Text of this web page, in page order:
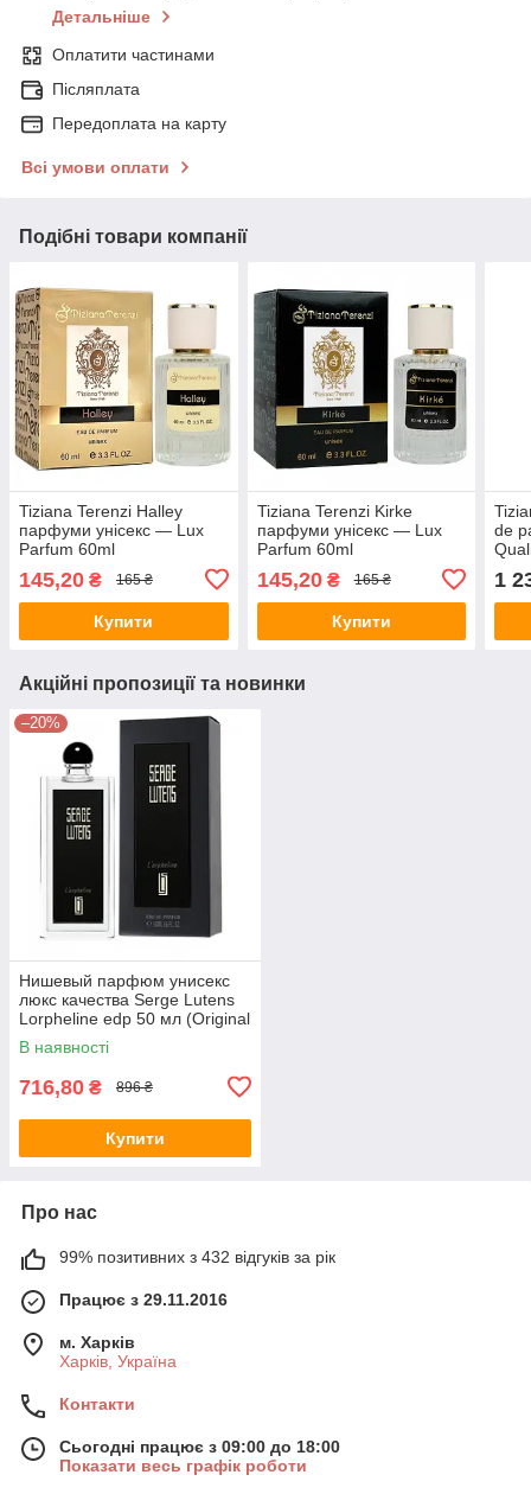
Детальніше
Оплатити частинами
Післяплата
Передоплата на карту
Всі умови оплати
Подібні товари компанії
Tiziana Terenzi Halley
парфуми унісекс — Lux
Parfum 60ml
145,20 ₴ 165 ₴
Купити
Tiziana Terenzi Kirke
парфуми унісекс — Lux
Parfum 60ml
145,20₴ 165 ₴
Купити
de
1
Акційні пропозиції та новинки
–20%
Нишевый парфюм унисекс
люкс качества Serge Lutens
Lorpheline edp 50 мл (Original
Quality)
В наявності
716,80 ₴ 896 ₴
Купити
Про нас
99% позитивних з 432 відгуків за рік
Працює з 29.11.2016
м. Харків
Харків, Україна
Контакти
Сьогодні працює з 09:00 до 18:00
Показати весь графік роботи